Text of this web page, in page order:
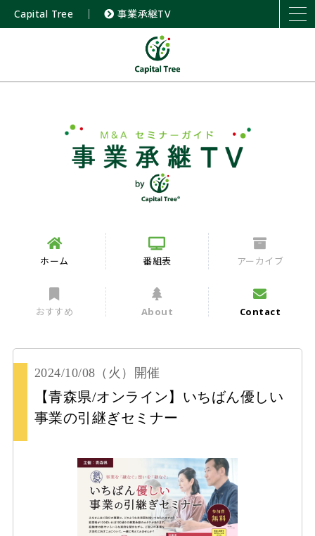
Capital Tree ｜ 事業承継TV
ホーム 番組表 アーカイブ
おすすめ About Contact
2024/10/08 （火） 開催
【青森県/オンライン】いちばん優しい
事業の引継ぎセミナー